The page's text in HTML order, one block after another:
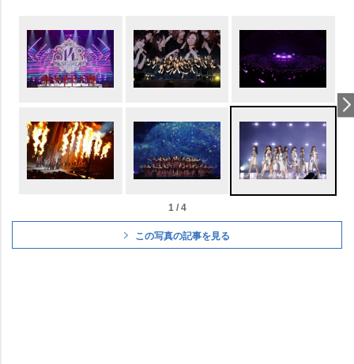
1 / 4
この写真の記事を見る